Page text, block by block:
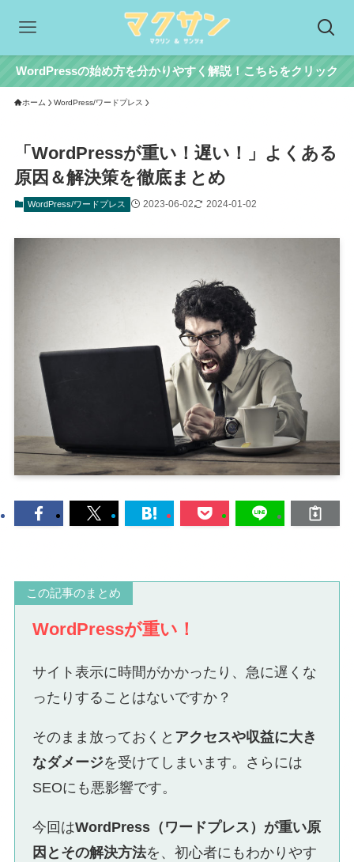
WordPressの始め方を分かりやすく解説！こちらをクリック
ホーム WordPress/ワードプレス
「WordPressが重い！遅い！」よくある
原因＆解決策を徹底まとめ
WordPress/ワードプレス 2023-06-02 2024-01-02
この記事のまとめ
WordPressが重い！
サイト表示に時間がかかったり、急に遅くな
ったりすることはないですか？
そのまま放っておくと アクセスや収益に大き
なダメージを受けてしまいます。さらには
SEOにも悪影響です。
今回はWordPress（ワードプレス）が重い原
因とその解決方法を、初心者にもわかりやす